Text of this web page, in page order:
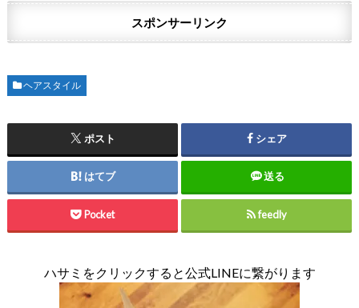
スポンサーリンク
ヘアスタイル
ポスト シェア
はてブ 送る
Pocket feedly
ハサミをクリックすると公式LINEに繋がります